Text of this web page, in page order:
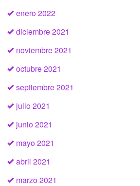
enero 2022
diciembre 2021
noviembre 2021
octubre 2021
septiembre 2021
julio 2021
junio 2021
mayo 2021
abril 2021
marzo 2021